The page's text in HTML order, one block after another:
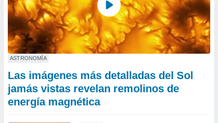
ASTRONOMÍA
Las imágenes más detalladas del Sol
jamás vistas revelan remolinos de
energía magnética